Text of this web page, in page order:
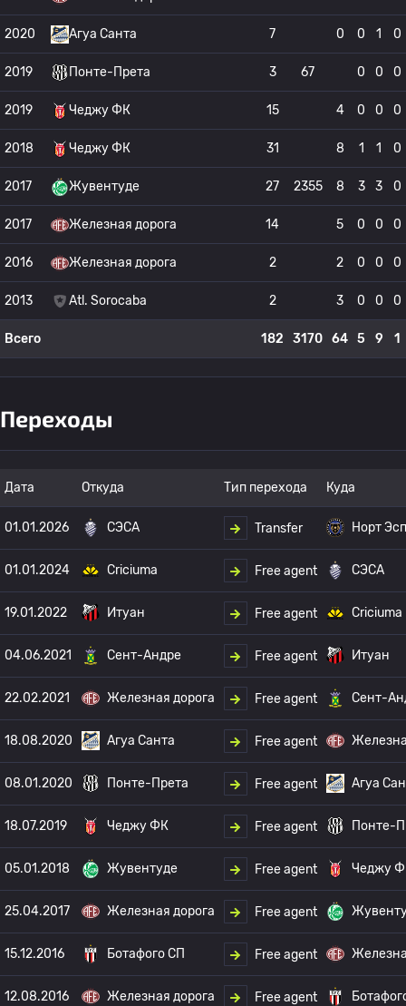
2020 Агуа Санта 7 0 0 1 0
2019 Понте-Прета 3 67 0 0 0
2019 Чеджу ФК 15 4 0 0 0
2018 Чеджу ФК 31 8 1 1 0
2017 Жувентуде 27 2355 8 3 3 0
2017 Железная дорога 14 5 0 0 0
2016 Железная дорога 2 2 0 0 0
2013 Atl. Sorocaba 2 3 0 0 0
Всего 182 3170 64 5 9 1
Переходы
Дата Откуда Тип перехода Куда
01.01.2026 СЭСА Transfer Норт
01.01.2024 Criciuma Free agent СЭСА
19.01.2022 Итуан Free agent Criciuma
04.06.2021 Сент-Андре Free agent Итуан
22.02.2021 Железная дорога Free agent Сент-
18.08.2020 Агуа Санта Free agent
08.01.2020 Понте-Прета Free agent Агуа
18.07.2019 Чеджу ФК Free agent Понте-
05.01.2018 Жувентуде Free agent Чеджу
25.04.2017 Железная дорога Free agent
15.12.2016 Ботафого СП Free agent
12.08.2016 Железная дорога Free agent